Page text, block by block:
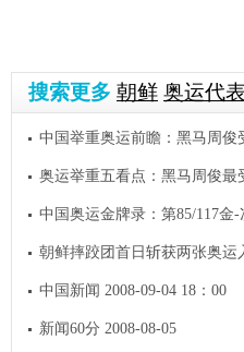
搜索更多 朝鲜 奥运代
中国举重奥运前瞻：黑马周俊
奥运举重五看点：黑马周俊最
中国奥运金牌录：第85/117金
朝鲜摔跤团首日斩获两张奥运
中国新闻 2008-09-04 18：00
新闻60分 2008-08-05